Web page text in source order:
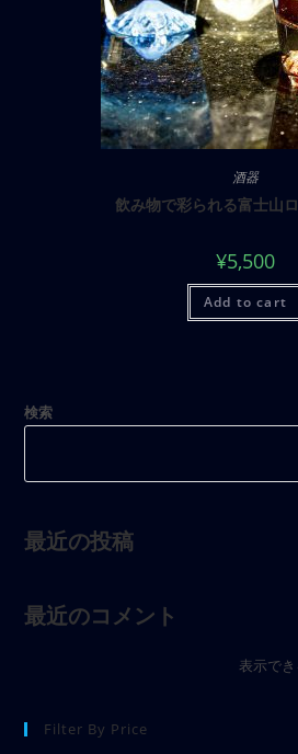
酒器
飲み物で彩られる富士山
¥5,500
Add to cart
検索
最近の投稿
最近のコメント
表示でき
Filter By Price